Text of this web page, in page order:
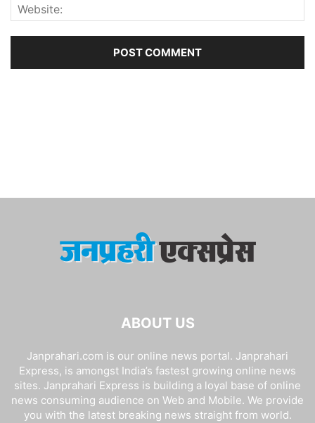
ABOUT US
Janprahari.com is our online news portal. Janprahari
Express, is amongst India’s fastest growing online news
sites. Janprahari Express is building a loyal base of online
news consuming audience on Web and Mobile. We provide
you with the latest breaking news straight from world.